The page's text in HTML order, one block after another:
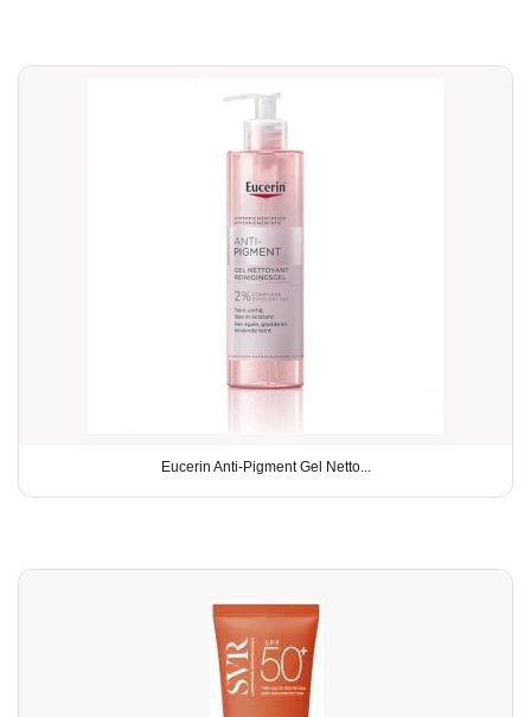
Eucerin Anti-Pigment Gel Netto...